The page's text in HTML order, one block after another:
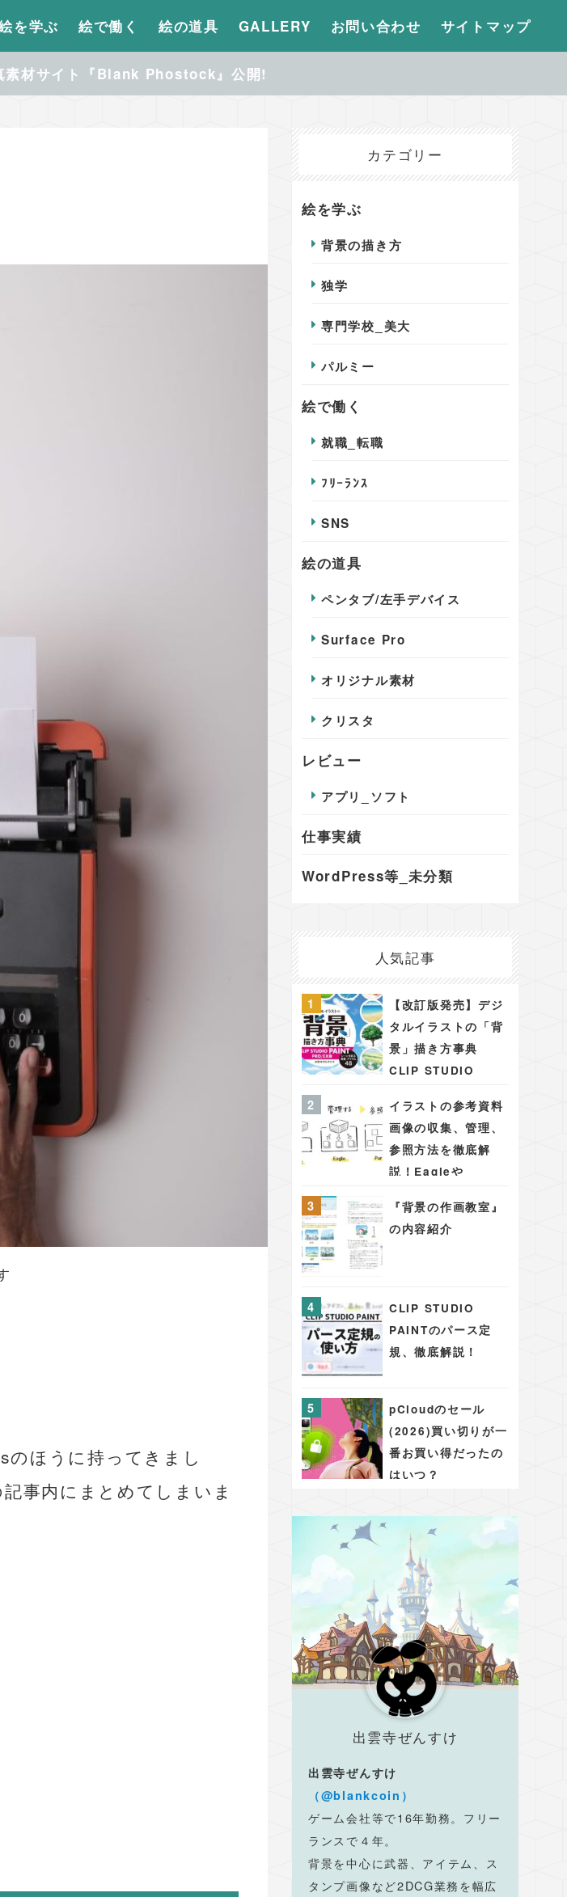
を学ぶ 絵で働く 絵の道具 GALLERY お問い合わせ サイトマップ
素材サイト『Blank Phostock』公開!
ほうに持ってきまし
事内にまとめてしまいま
カテゴリー
絵を学ぶ
背景の描き方
独学
専門学校_美大
パルミー
絵で働く
就職_転職
ﾌﾘｰﾗﾝｽ
SNS
絵の道具
ペンタブ/左手デバイス
Surface Pro
オリジナル素材
クリスタ
レビュー
アプリ_ソフト
仕事実績
WordPress等_未分類
人気記事
【改訂版発売】デジ
タルイラストの「背
景」描き方事典
CLIP STUDIO
シーンを彩る背景・
アイテム48
イラストの参考資料
画像の収集、管理、
参照方法を徹底解
説！Eagleや
果的な手法
『背景の作画教室』
の内容紹介
CLIP STUDIO
PAINTのパース定
規、徹底解説！
pCloudのセール
(2026)買い切りが一
番お買い得だったの
はいつ？
出雲寺ぜんすけ
出雲寺ぜんすけ
（@blankcoin）
ゲーム会社等で16年勤務。フリー
ランスで４年。
背景を中心に武器、アイテム、ス
タンプ画像など2DCG業務を幅広